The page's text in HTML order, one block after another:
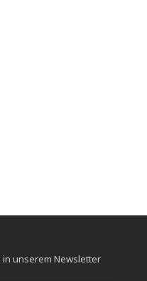
unserem Newsletter